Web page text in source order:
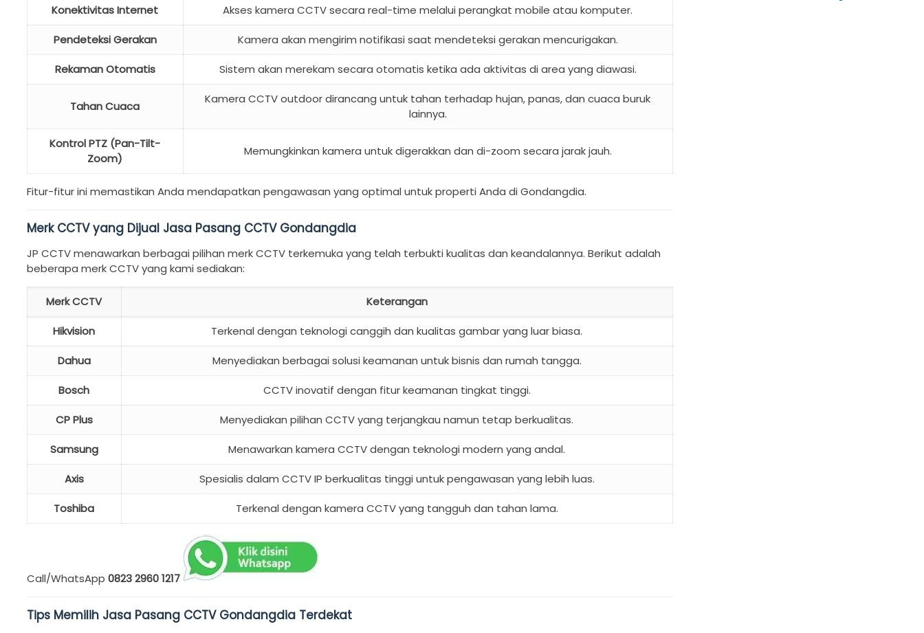
Konektivitas Internet Akses kamera CCTV secara real-time melalui perangkat mobile atau komputer.
Pendeteksi Gerakan Kamera akan mengirim notifikasi saat mendeteksi gerakan mencurigakan.
Rekaman Otomatis Sistem akan merekam secara otomatis ketika ada aktivitas di area yang diawasi.
Tahan Cuaca
Kamera CCTV outdoor dirancang untuk tahan terhadap hujan, panas, dan cuaca buruk
lainnya.
Kontrol PTZ (Pan-Tilt-
Zoom)
Memungkinkan kamera untuk digerakkan dan di-zoom secara jarak jauh.
Fitur-fitur ini memastikan Anda mendapatkan pengawasan yang optimal untuk properti Anda di Gondangdia.
Merk CCTV yang Dijual Jasa Pasang CCTV Gondangdia
JP CCTV menawarkan berbagai pilihan merk CCTV terkemuka yang telah terbukti kualitas dan keandalannya. Berikut adalah
beberapa merk CCTV yang kami sediakan:
Merk CCTV Keterangan
Hikvision Terkenal dengan teknologi canggih dan kualitas gambar yang luar biasa.
Dahua Menyediakan berbagai solusi keamanan untuk bisnis dan rumah tangga.
Bosch CCTV inovatif dengan fitur keamanan tingkat tinggi.
CP Plus Menyediakan pilihan CCTV yang terjangkau namun tetap berkualitas.
Samsung Menawarkan kamera CCTV dengan teknologi modern yang andal.
Axis Spesialis dalam CCTV IP berkualitas tinggi untuk pengawasan yang lebih luas.
Toshiba Terkenal dengan kamera CCTV yang tangguh dan tahan lama.
Call/WhatsApp 0823 2960 1217
Tips Memilih Jasa Pasang CCTV Gondangdia Terdekat